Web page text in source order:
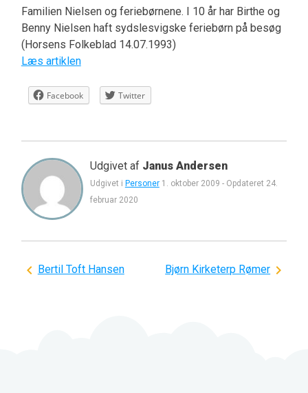
Familien Nielsen og feriebørnene. I 10 år har Birthe og
Benny Nielsen haft sydslesvigske feriebørn på besøg
(Horsens Folkeblad 14.07.1993)
Læs artiklen
Facebook Twitter
Udgivet af Janus Andersen
Udgivet i Personer 1. oktober 2009 - Opdateret 24.
februar 2020
Indlægsnavigation
Bertil Toft Hansen Bjørn Kirketerp Rømer